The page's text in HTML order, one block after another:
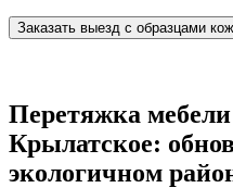
Заказать выезд с образцами
Перетяжка
Крылатское:
экологичном